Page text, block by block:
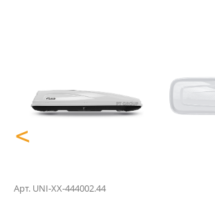
<
Арт. UNI-XX-444002.44